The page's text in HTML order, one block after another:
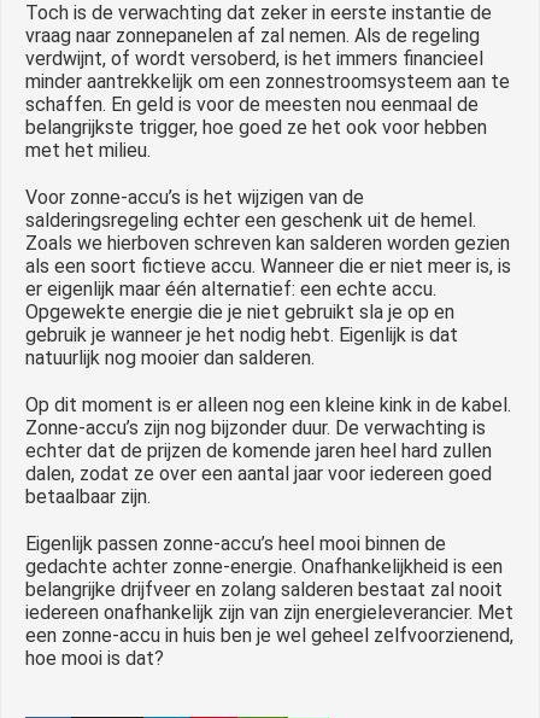
Toch is de verwachting dat zeker in eerste instantie de
vraag naar zonnepanelen af zal nemen. Als de regeling
verdwijnt, of wordt versoberd, is het immers financieel
minder aantrekkelijk om een zonnestroomsysteem aan te
schaffen. En geld is voor de meesten nou eenmaal de
belangrijkste trigger, hoe goed ze het ook voor hebben
met het milieu.
Voor zonne-accu’s is het wijzigen van de
salderingsregeling echter een geschenk uit de hemel.
Zoals we hierboven schreven kan salderen worden gezien
als een soort fictieve accu. Wanneer die er niet meer is, is
er eigenlijk maar één alternatief: een echte accu.
Opgewekte energie die je niet gebruikt sla je op en
gebruik je wanneer je het nodig hebt. Eigenlijk is dat
natuurlijk nog mooier dan salderen.
Op dit moment is er alleen nog een kleine kink in de kabel.
Zonne-accu’s zijn nog bijzonder duur. De verwachting is
echter dat de prijzen de komende jaren heel hard zullen
dalen, zodat ze over een aantal jaar voor iedereen goed
betaalbaar zijn.
Eigenlijk passen zonne-accu’s heel mooi binnen de
gedachte achter zonne-energie. Onafhankelijkheid is een
belangrijke drijfveer en zolang salderen bestaat zal nooit
iedereen onafhankelijk zijn van zijn energieleverancier. Met
een zonne-accu in huis ben je wel geheel zelfvoorzienend,
hoe mooi is dat?